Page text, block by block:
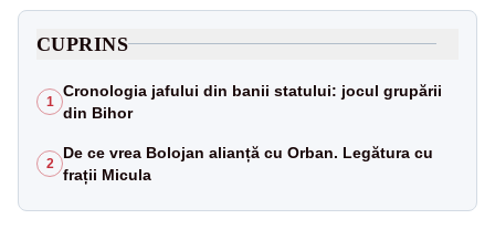
CUPRINS
1
Cronologia jafului din banii statului: jocul grupării
din Bihor
2
De ce vrea Bolojan alianță cu Orban. Legătura cu
frații Micula